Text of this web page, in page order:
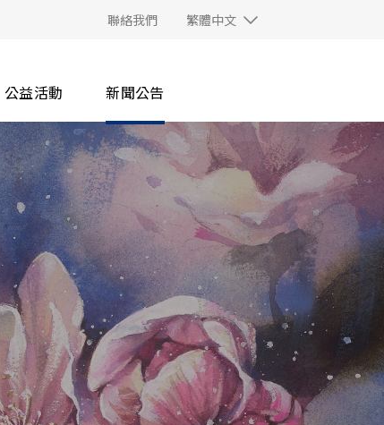
聯絡我們 繁體中文
公益活動 新聞公告